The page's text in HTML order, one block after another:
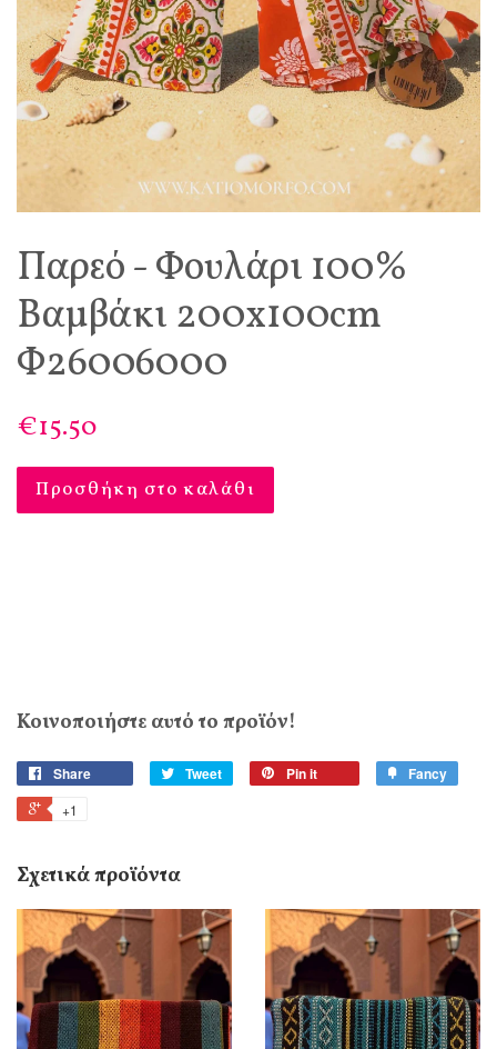
Παρεό - Φουλάρι 100%
Βαμβάκι 200x100cm
Φ26006000
€15.50
Προσθήκη στο καλάθι
Κοινοποιήστε αυτό το προϊόν!
Share Tweet Pin it Fancy
+1
Σχετικά προϊόντα